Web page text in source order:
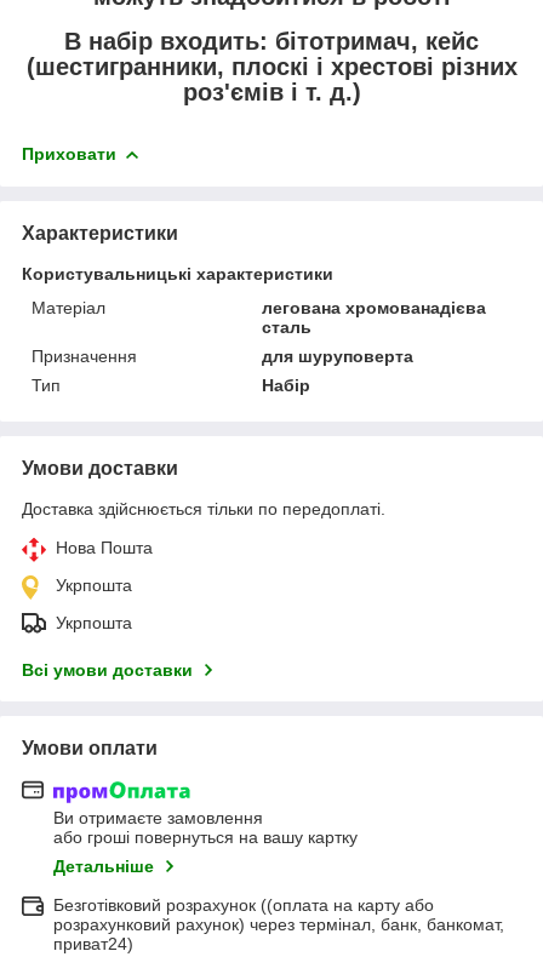
В набір входить: бітотримач, кейс
(шестигранники, плоскі і хрестові різних
роз'ємів і т. д.)
Приховати
Характеристики
Користувальницькі характеристики
Матеріал
легована хромованадієва
сталь
Призначення
для шуруповерта
Тип
Набір
Умови доставки
Доставка здійснюється тільки по передоплаті.
Нова Пошта
Укрпошта
Укрпошта
Всі умови доставки
Умови оплати
Ви отримаєте замовлення
або гроші повернуться на вашу картку
Детальніше
Безготівковий розрахунок ((оплата на карту або
розрахунковий рахунок) через термінал, банк, банкомат,
приват24)